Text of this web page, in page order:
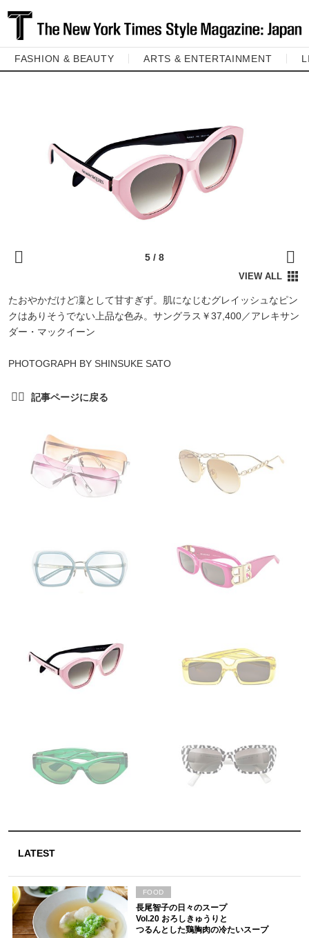
FASHION & BEAUTY ARTS & ENTERTAINMENT
たおやかだけど凜として甘すぎず。肌になじむグレイッシュなピン
クはありそうでない上品な色み。サングラス￥37,400／アレキサン
ダー・マックイーン
PHOTOGRAPH BY SHINSUKE SATO
LATEST
長尾智子の日々のスープ
Vol.20 おろしきゅうりと
つるんとした鶏胸肉の冷たいスープ
FOOD